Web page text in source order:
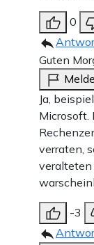
0
Guten
Ja,
Microsoft.
verraten,
-3